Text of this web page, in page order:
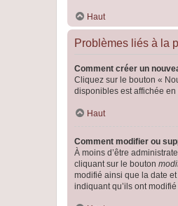
Haut
Problèmes liés à la
Comment créer un
Cliquez sur le bouton «
disponibles est affichée
Haut
Comment modifier ou
À moins d’être
cliquant sur le bouton
modifié ainsi que la date
indiquant qu’ils ont